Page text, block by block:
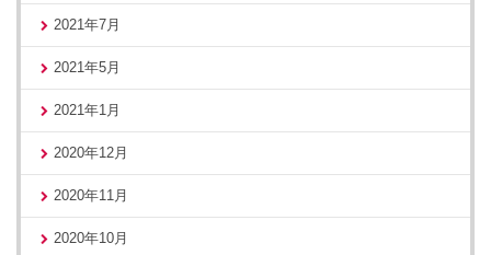
2021年7月
2021年5月
2021年1月
2020年12月
2020年11月
2020年10月